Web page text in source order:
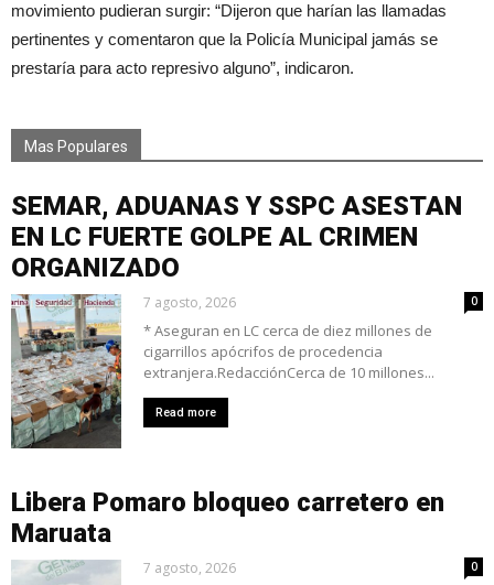
movimiento pudieran surgir: “Dijeron que harían las llamadas
pertinentes y comentaron que la Policía Municipal jamás se
prestaría para acto represivo alguno”, indicaron.
Mas Populares
SEMAR, ADUANAS Y SSPC ASESTAN
EN LC FUERTE GOLPE AL CRIMEN
ORGANIZADO
7 agosto, 2026 0
* Aseguran en LC cerca de diez millones de
cigarrillos apócrifos de procedencia
extranjera.RedacciónCerca de 10 millones...
Read more
Libera Pomaro bloqueo carretero en
Maruata
7 agosto, 2026 0